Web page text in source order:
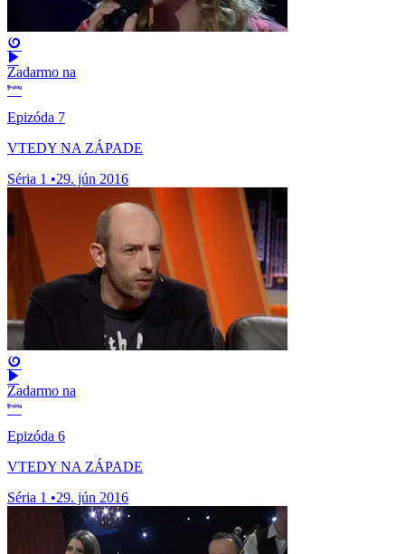
Zadarmo na
Epizóda 7
VTEDY NA ZÁPADE
Séria 1 •29. jún 2016
Zadarmo na
Epizóda 6
VTEDY NA ZÁPADE
Séria 1 •29. jún 2016